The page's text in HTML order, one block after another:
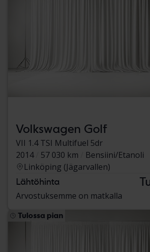
Volkswagen Golf
VII 1.4 TSI Multifuel 5dr
2014
57 030 km
Bensiini/Etanoli
Linköping (Jägarvallen)
Lähtöhinta
Arvostuksemme on matkalla
Tulossa pian